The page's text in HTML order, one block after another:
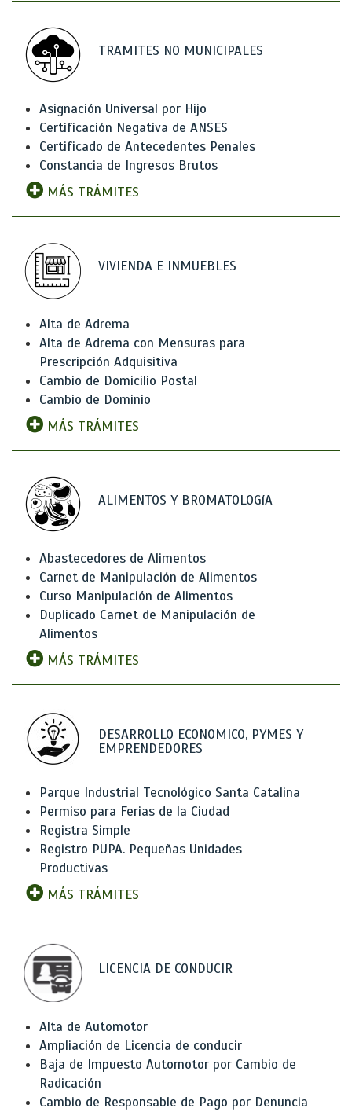
TRAMITES NO MUNICIPALES
Asignación Universal por Hijo
Certificación Negativa de ANSES
Certificado de Antecedentes Penales
Constancia de Ingresos Brutos
MÁS TRÁMITES
VIVIENDA E INMUEBLES
Alta de Adrema
Alta de Adrema con Mensuras para
Prescripción Adquisitiva
Cambio de Domicilio Postal
Cambio de Dominio
MÁS TRÁMITES
ALIMENTOS Y BROMATOLOGíA
Abastecedores de Alimentos
Carnet de Manipulación de Alimentos
Curso Manipulación de Alimentos
Duplicado Carnet de Manipulación de
Alimentos
MÁS TRÁMITES
DESARROLLO ECONOMICO, PYMES Y
EMPRENDEDORES
Parque Industrial Tecnológico Santa Catalina
Permiso para Ferias de la Ciudad
Registra Simple
Registro PUPA. Pequeñas Unidades
Productivas
MÁS TRÁMITES
LICENCIA DE CONDUCIR
Alta de Automotor
Ampliación de Licencia de conducir
Baja de Impuesto Automotor por Cambio de
Radicación
Cambio de Responsable de Pago por Denuncia